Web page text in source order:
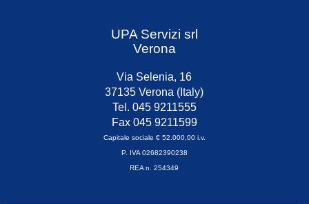
UPA Servizi srl
Verona
Via Selenia, 16
37135 Verona (Italy)
Tel. 045 9211555
Fax 045 9211599
Capitale sociale € 52.000,00 i.v.
P. IVA 02682390238
REA n. 254349